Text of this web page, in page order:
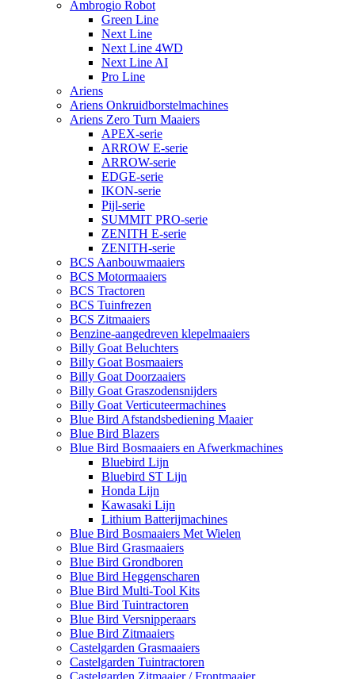
Ambrogio Robot
Green Line
Next Line
Next Line 4WD
Next Line AI
Pro Line
Ariens
Ariens Onkruidborstelmachines
Ariens Zero Turn Maaiers
APEX-serie
ARROW E-serie
ARROW-serie
EDGE-serie
IKON-serie
Pijl-serie
SUMMIT PRO-serie
ZENITH E-serie
ZENITH-serie
BCS Aanbouwmaaiers
BCS Motormaaiers
BCS Tractoren
BCS Tuinfrezen
BCS Zitmaaiers
Benzine-aangedreven klepelmaaiers
Billy Goat Beluchters
Billy Goat Bosmaaiers
Billy Goat Doorzaaiers
Billy Goat Graszodensnijders
Billy Goat Verticuteermachines
Blue Bird Afstandsbediening Maaier
Blue Bird Blazers
Blue Bird Bosmaaiers en Afwerkmachines
Bluebird Lijn
Bluebird ST Lijn
Honda Lijn
Kawasaki Lijn
Lithium Batterijmachines
Blue Bird Bosmaaiers Met Wielen
Blue Bird Grasmaaiers
Blue Bird Grondboren
Blue Bird Heggenscharen
Blue Bird Multi-Tool Kits
Blue Bird Tuintractoren
Blue Bird Versnipperaars
Blue Bird Zitmaaiers
Castelgarden Grasmaaiers
Castelgarden Tuintractoren
Castelgarden Zitmaaier / Frontmaaier